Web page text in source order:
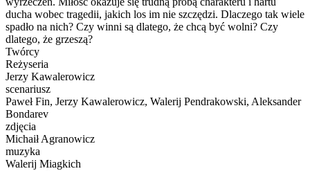
ducha wobec tragedii, jakich los im nie szczędzi. Dlaczego tak wiele
spadło na nich? Czy winni są dlatego, że chcą być wolni? Czy
dlatego, że grzeszą?
Twórcy
Reżyseria
Jerzy Kawalerowicz
scenariusz
Paweł Fin, Jerzy Kawalerowicz, Walerij Pendrakowski, Aleksander
Bondarev
zdjęcia
Michaił Agranowicz
muzyka
Walerij Miagkich